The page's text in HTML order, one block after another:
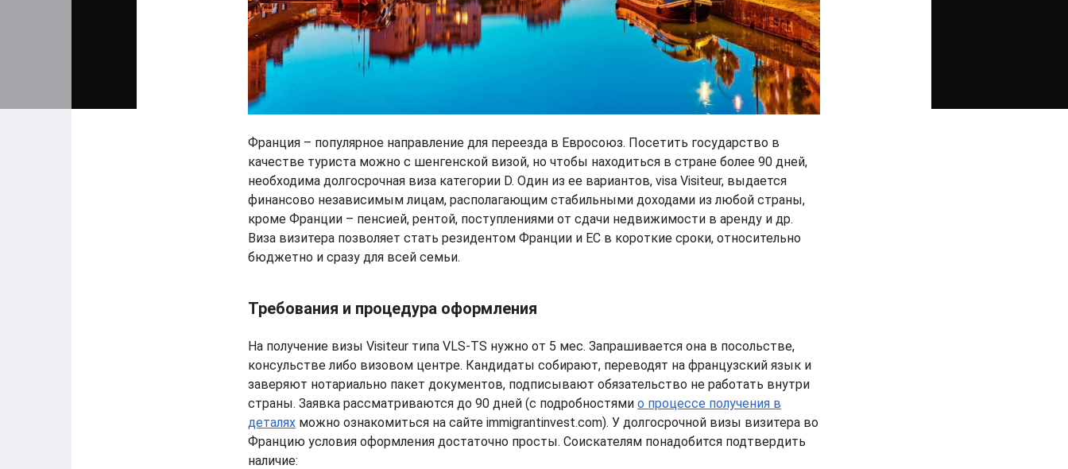
Франция – популярное направление для переезда в Евросоюз. Посетить государство в
качестве туриста можно с шенгенской визой, но чтобы находиться в стране более 90 дней,
необходима долгосрочная виза категории D. Один из ее вариантов, visa Visiteur, выдается
финансово независимым лицам, располагающим стабильными доходами из любой страны,
кроме Франции – пенсией, рентой, поступлениями от сдачи недвижимости в аренду и др.
Виза визитера позволяет стать резидентом Франции и ЕС в короткие сроки, относительно
бюджетно и сразу для всей семьи.
Требования и процедура оформления
На получение визы Visiteur типа VLS-TS нужно от 5 мес. Запрашивается она в посольстве,
консульстве либо визовом центре. Кандидаты собирают, переводят на французский язык и
заверяют нотариально пакет документов, подписывают обязательство не работать внутри
страны. Заявка рассматриваются до 90 дней (с подробностями о процессе получения в
деталях можно ознакомиться на сайте immigrantinvest.com). У долгосрочной визы визитера во
Францию условия оформления достаточно просты. Соискателям понадобится подтвердить
наличие: